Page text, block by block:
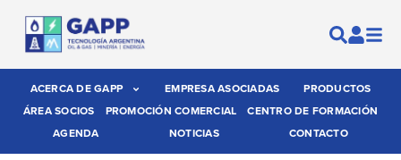
ACERCA DE GAPP EMPRESA ASOCIADAS
PRODUCTOS
ÁREA SOCIOS
PROMOCIÓN COMERCIAL
CENTRO DE FORMACIÓN
AGENDA
NOTICIAS CONTACTO